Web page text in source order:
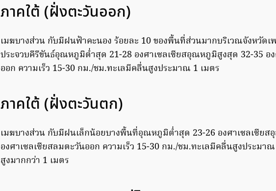
ภาคใต้ (ฝั่งตะวันออก)
เมฆบางส่วน กับมีฝนฟ้าคะนอง ร้อยละ 10 ของพื้นที่ส่วนมากบริเวณจังหวัดเ
ประจวบคีรีขันธ์อุณหภูมิต่ำสุด 21-28 องศาเซลเซียสอุณหภูมิสูงสุด 32-35 อ
ออก ความเร็ว 15-30 กม./ชม.ทะเลมีคลื่นสูงประมาณ 1 เมตร
ภาคใต้ (ฝั่งตะวันตก)
เมฆบางส่วน กับมีฝนเล็กน้อยบางพื้นที่อุณหภูมิต่ำสุด 23-26 องศาเซลเซีย
องศาเซลเซียสลมตะวันออก ความเร็ว 15-30 กม./ชม.ทะเลมีคลื่นสูงประมา
สูงมากกว่า 1 เมตร